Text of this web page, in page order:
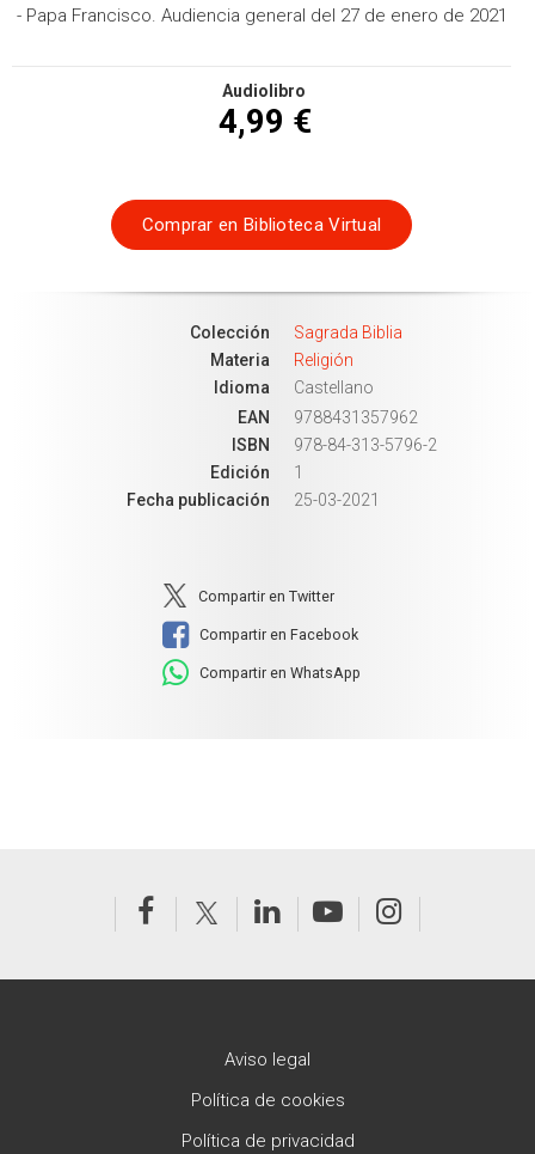
- Papa Francisco. Audiencia general del 27 de enero de 2021
Audiolibro
4,99 €
Comprar en Biblioteca Virtual
Colección
Sagrada Biblia
Materia
Religión
Idioma
Castellano
EAN
9788431357962
ISBN
978-84-313-5796-2
Edición
1
Fecha publicación
25-03-2021
Compartir en Twitter
Compartir en Facebook
Compartir en WhatsApp
Aviso legal
Política de cookies
Política de privacidad